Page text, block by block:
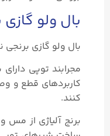
بال ولو
بال ولو گازی
مجرابند توپی
کنند.
برنج آلیاژی از مس